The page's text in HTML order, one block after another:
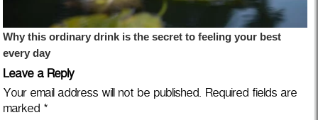
Leave a Reply
Your email address will not be published. Required fields are
marked *